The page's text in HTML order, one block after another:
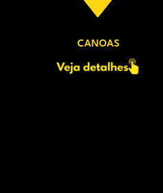
CANOAS